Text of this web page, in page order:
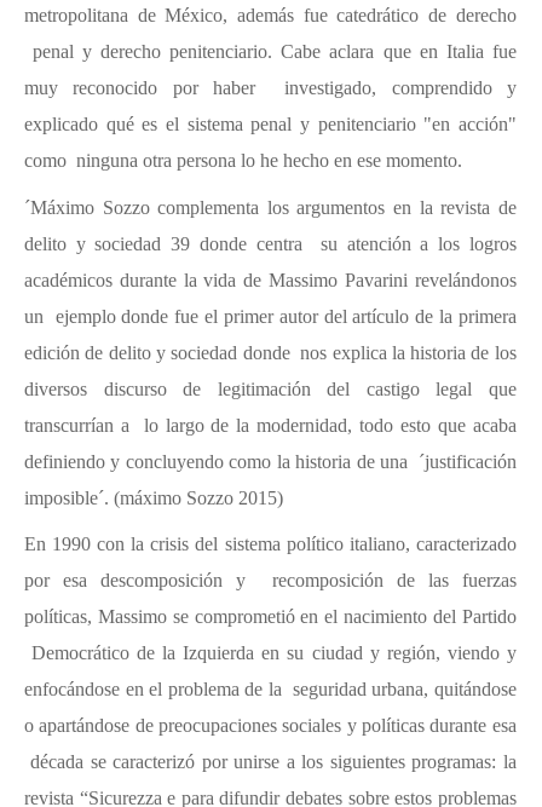
metropolitana de México, además fue catedrático de derecho
penal y derecho penitenciario. Cabe aclara que en Italia fue
muy reconocido por haber investigado, comprendido y
explicado qué es el sistema penal y penitenciario "en acción"
como ninguna otra persona lo he hecho en ese momento.
´Máximo Sozzo complementa los argumentos en la revista de
delito y sociedad 39 donde centra su atención a los logros
académicos durante la vida de Massimo Pavarini revelándonos
un ejemplo donde fue el primer autor del artículo de la primera
edición de delito y sociedad donde nos explica la historia de los
diversos discurso de legitimación del castigo legal que
transcurrían a lo largo de la modernidad, todo esto que acaba
definiendo y concluyendo como la historia de una ´justificación
imposible´. (máximo Sozzo 2015)
En 1990 con la crisis del sistema político italiano, caracterizado
por esa descomposición y recomposición de las fuerzas
políticas, Massimo se comprometió en el nacimiento del Partido
Democrático de la Izquierda en su ciudad y región, viendo y
enfocándose en el problema de la seguridad urbana, quitándose
o apartándose de preocupaciones sociales y políticas durante esa
década se caracterizó por unirse a los siguientes programas: la
revista “Sicurezza e para difundir debates sobre estos problemas